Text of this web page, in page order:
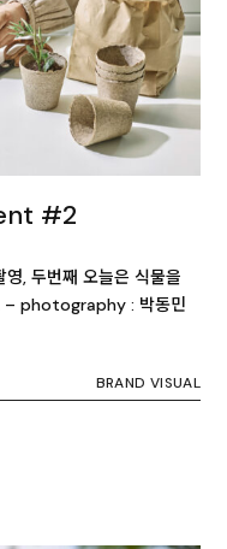
#2
, 두번째 오늘은 식물을
– photography : 박동민
BRAND VISUAL